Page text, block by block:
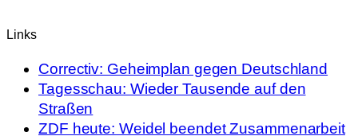
Links
Correctiv: Geheimplan gegen Deutschland
Tagesschau: Wieder Tausende auf den
Straßen
ZDF heute: Weidel beendet Zusammenarbeit